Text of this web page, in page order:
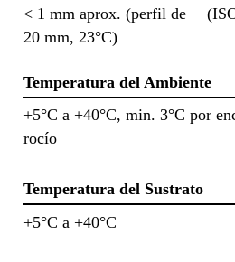
< 1 mm aprox. (perfil de
20 mm, 23°C)
Temperatura del Ambiente
+5°C a +40°C, min. 3°C por
rocío
Temperatura del Sustrato
+5°C a +40°C